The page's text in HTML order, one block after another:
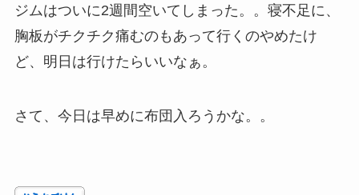
ジムはついに2週間空いてしまった。。寝不足に、
胸板がチクチク痛むのもあって行くのやめたけ
ど、明日は行けたらいいなぁ。
さて、今日は早めに布団入ろうかな。。